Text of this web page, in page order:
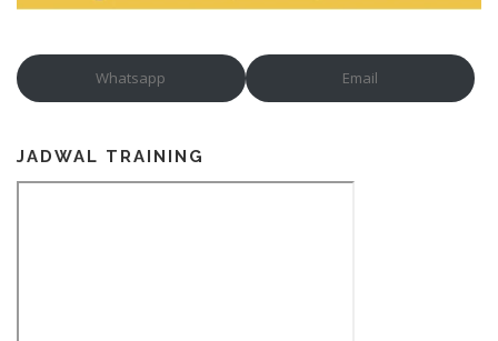
Whatsapp Email
JADWAL TRAINING